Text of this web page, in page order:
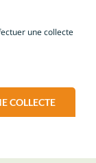
une collecte
COLLECTE